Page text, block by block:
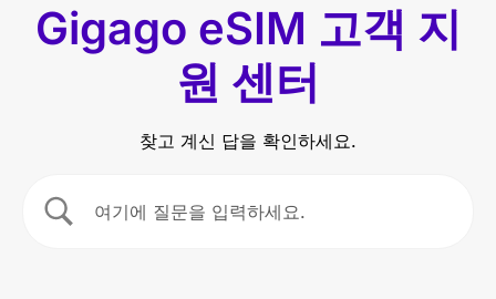
Gigago eSIM 고객 지
원 센터
찾고 계신 답을 확인하세요.